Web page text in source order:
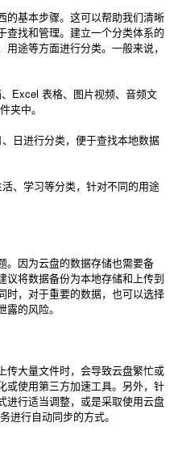
的基本步骤。这可以帮助我们清晰
查找和管理。建立一个分类体系的
途等方面进行分类。一般来说，
Excel 表格、图片视频、音频文
夹中。
日进行分类，便于查找本地数据
、学习等分类，针对不同的用途
。因为云盘的数据存储也需要备
议将数据备份为本地存储和上传到
时，对于重要的数据，也可以选择
的风险。
传大量文件时，会导致云盘繁忙或
或使用第三方加速工具。另外，针
进行适当调整，或是采取使用云盘
进行自动同步的方式。